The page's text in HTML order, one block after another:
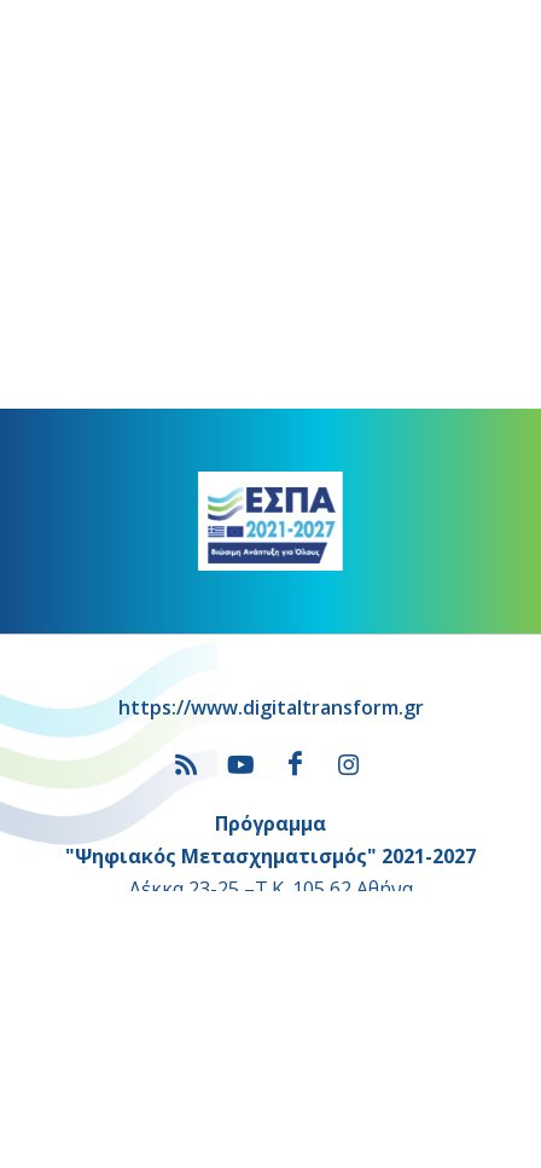
https://www.digitaltransform.gr
Πρόγραμμα
"Ψηφιακός Μετασχηματισμός" 2021-2027
Λέκκα 23-25 –Τ.Κ. 105 62 Αθήνα